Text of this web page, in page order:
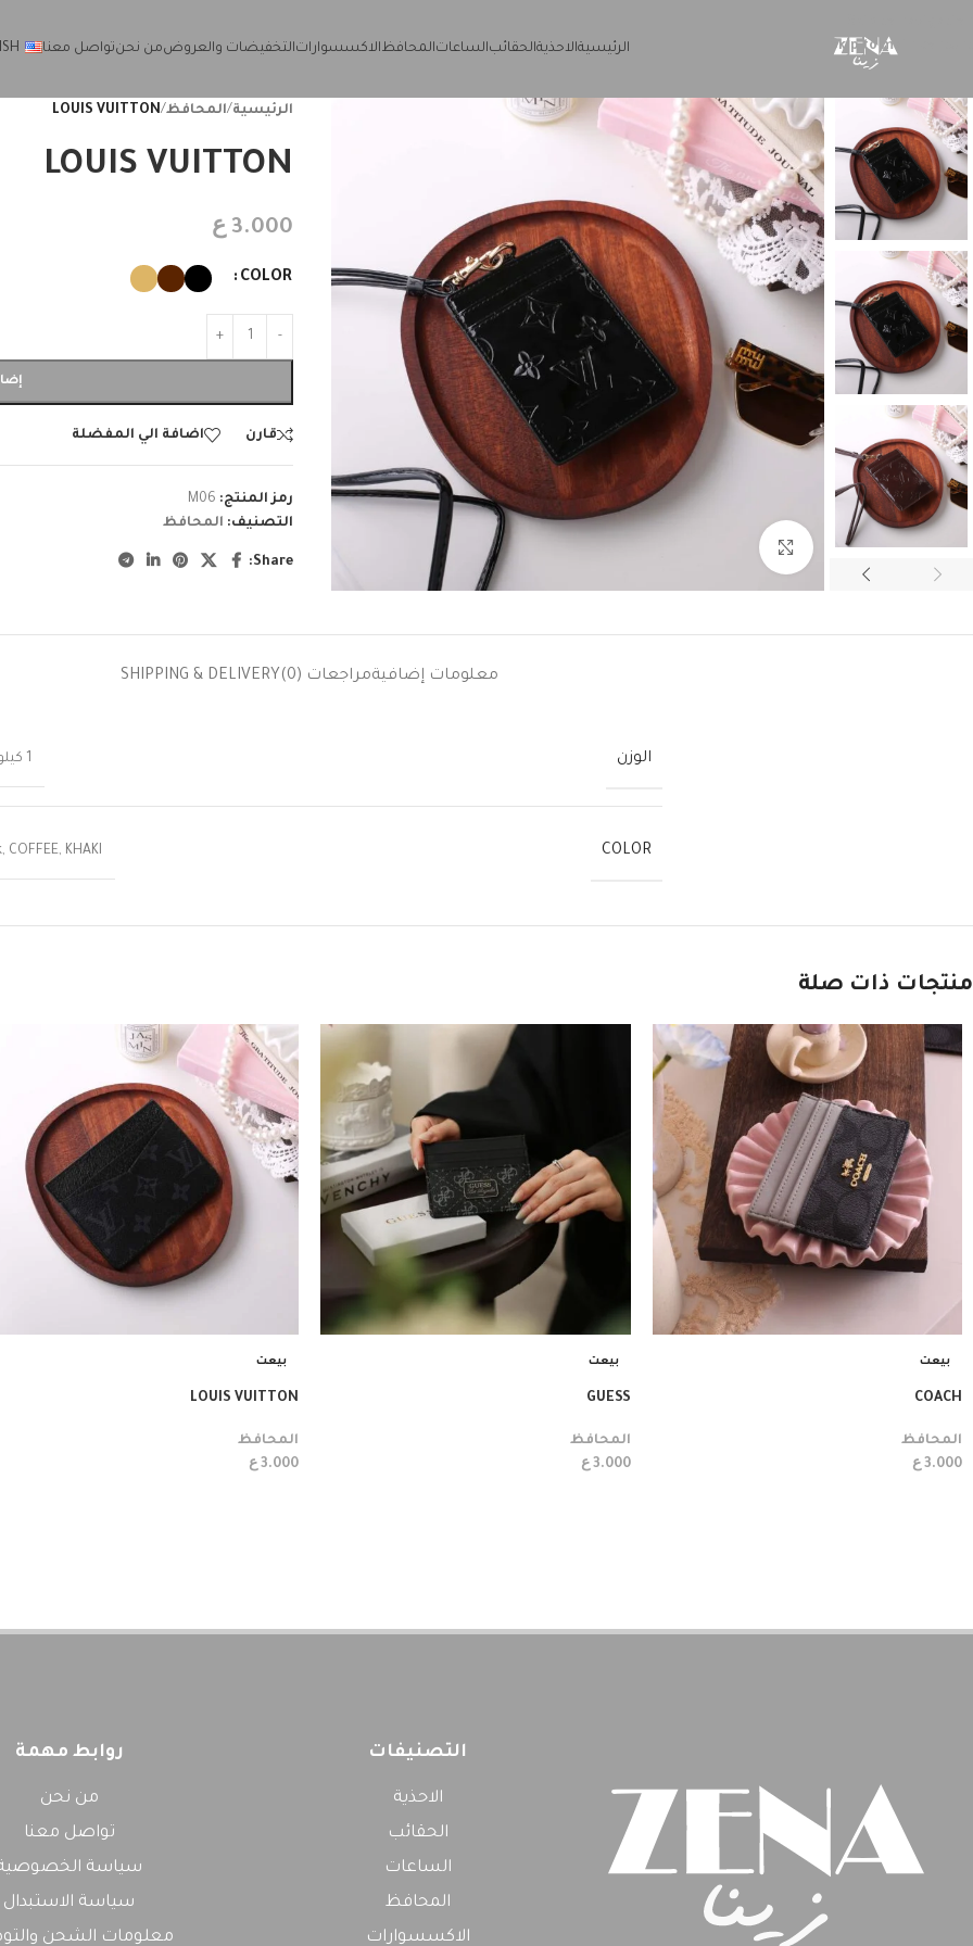
Skip to main content
الرئيسيةالاحذيةالحقائبالساعاتالمحافظالاكسسواراتالتخفيضات والعروضمن نحنتواصل معنا
الرئيسية/المحافظ/
LOUIS VUITTON
LOUIS VUITTON
3.000 ع
COLOR
قارن اضافة الي المفضلة
رمز المنتج: M06
التصنيف: المحافظ
Share:
معلومات إضافيةمراجعات (0) SHIPPING & DELIVERY
الوزن 1 كيلوجرام
COLOR
, COFFEE, KHAKI
منتجات ذات صلة
بيعت
COACH
المحافظ
3.000 ع
بيعت
GUESS
المحافظ
3.000 ع
بيعت
LOUIS VUITTON
المحافظ
3.000 ع
التصنيفات
الاحذية
الحقائب
الساعات
المحافظ
الاكسسوارات
روابط مهمة
من نحن
تواصل معنا
سياسة
سياسة الاستبدال
معلومات الشحن